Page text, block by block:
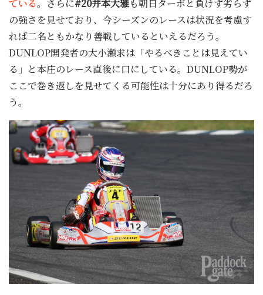
ている。さらに#20井本大雅も朝日ターボと負けず劣らず
の強さを見せており、今シーズンのレースは状況を考慮す
れば二名ともかなり善戦しているといえるだろう。
DUNLOP開発者の大小瀬求は「やるべきことは見えてい
る」と本庄のレース直後に口にしている。DUNLOP勢が
ここで巻き返しを見せてくる可能性は十分にあり得るだろ
う。